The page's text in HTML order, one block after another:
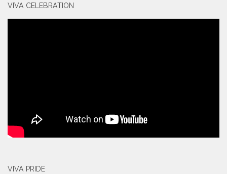
VIVA CELEBRATION
VIVA PRIDE